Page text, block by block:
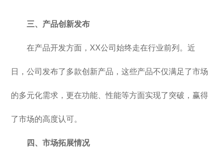
三、产品创新发布
在产品开发方面，XX公司始终走在行业前列。近
日，公司发布了多款创新产品，这些产品不仅满足了市场
的多元化需求，更在功能、性能等方面实现了突破，赢得
了市场的高度认可。
四、市场拓展情况